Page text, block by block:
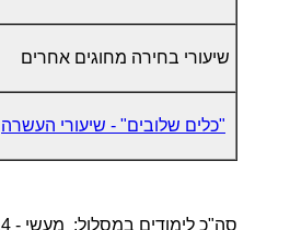
שיעורי בחירה מחוגים אחרים
"כלים שלובים" - שיעורי העשרה
סה"כ לימודים במסלול: מעשי - 114 ש"ס